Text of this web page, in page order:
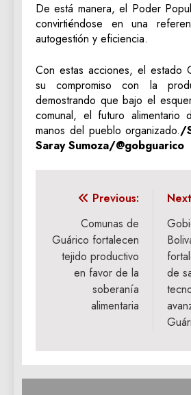
‎De está manera, el Poder
convirtiéndose en una
autogestión y eficiencia.
‎Con estas acciones, el estado
su compromiso con la
demostrando que bajo el
comunal, el futuro
manos del pueblo organizado./
‎Saray Sumoza/@gobguarico
Navegación
entradas
Previous:
Comunas de
Guárico fortalecen
tejido productivo
en favor de la
soberanía
alimentaria
de